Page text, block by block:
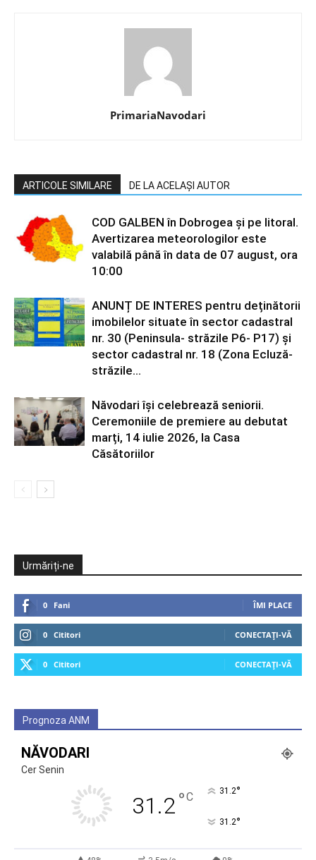
PrimariaNavodari
ARTICOLE SIMILARE DE LA ACELAȘI AUTOR
COD GALBEN în Dobrogea și pe litoral.
Avertizarea meteorologilor este
valabilă până în data de 07 august, ora
10:00
ANUNȚ DE INTERES pentru deținătorii
imobilelor situate în sector cadastral
nr. 30 (Peninsula- străzile P6- P17) și
sector cadastral nr. 18 (Zona Ecluză-
străzile...
Năvodari își celebrează seniorii.
Ceremoniile de premiere au debutat
marți, 14 iulie 2026, la Casa
Căsătoriilor
Urmăriți-ne
0 Fani ÎMI PLACE
0 Cititori CONECTAȚI-VĂ
0 Cititori CONECTAȚI-VĂ
Prognoza ANM
NĂVODARI
Cer Senin
31.2°C 31.2°
31.2°